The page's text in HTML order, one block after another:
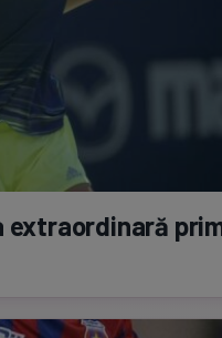
extraordinară